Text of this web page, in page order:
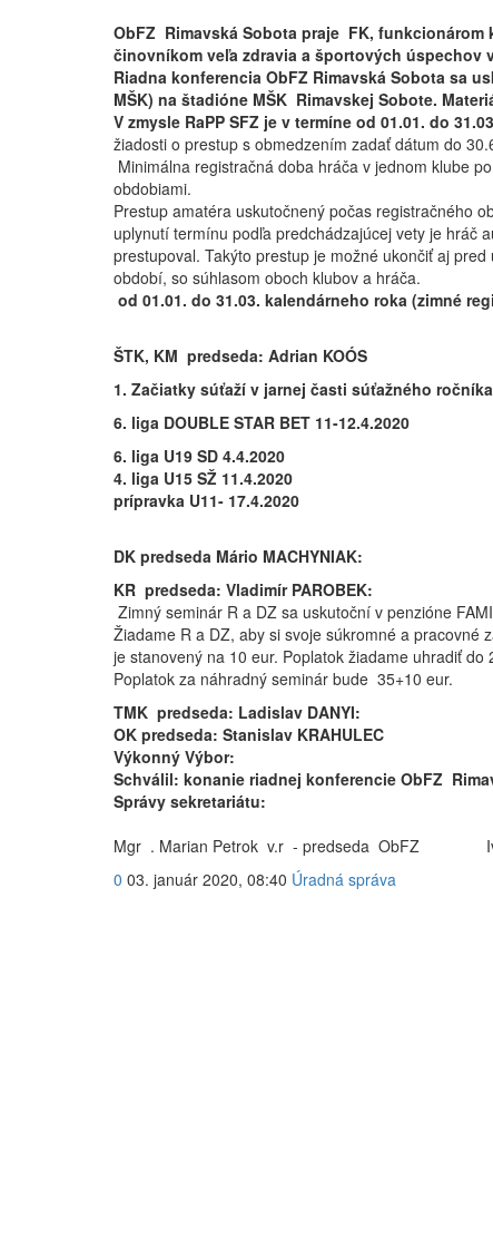
ObFZ Rimavská Sobota praje FK,
činovníkom veľa zdravia a športových úspechov
Riadna konferencia ObFZ Rimavská Sobota sa
MŠK) na štadióne MŠK Rimavskej Sobote.
V zmysle RaPP SFZ je v termíne od 01.01. do
žiadosti o prestup s obmedzením zadať dátum do
Minimálna registračná doba hráča v jednom klube
obdobiami.
Prestup amatéra uskutočnený počas registračného
uplynutí termínu podľa predchádzajúcej vety je hráč
prestupoval. Takýto prestup je možné ukončiť aj
období, so súhlasom oboch klubov a hráča.
od 01.01. do 31.03. kalendárneho roka (zimné
ŠTK, KM predseda: Adrian KOÓS
1. Začiatky súťaží v jarnej časti súťažného
6. liga DOUBLE STAR BET 11-12.4.2020
6. liga U19 SD 4.4.2020
4. liga U15 SŽ 11.4.2020
prípravka U11- 17.4.2020
DK predseda Mário MACHYNIAK:
KR predseda: Vladimír PAROBEK:
Zimný seminár R a DZ sa uskutoční v penzióne
Žiadame R a DZ, aby si svoje súkromné a pracovné
je stanovený na 10 eur. Poplatok žiadame uhradiť
Poplatok za náhradný seminár bude 35+10 eur.
TMK predseda: Ladislav DANYI:
OK predseda: Stanislav KRAHULEC
Výkonný Výbor:
Schválil: konanie riadnej konferencie ObFZ
Správy sekretariátu:
Mgr . Marian Petrok v.r - predseda ObFZ
0 03. január 2020, 08:40 Úradná správa